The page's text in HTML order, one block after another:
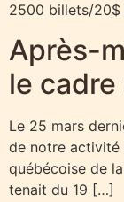
2500 billets/20$
Après-
le cadre
Le 25 mars
de notre activité
québécoise de
tenait du 19 […]